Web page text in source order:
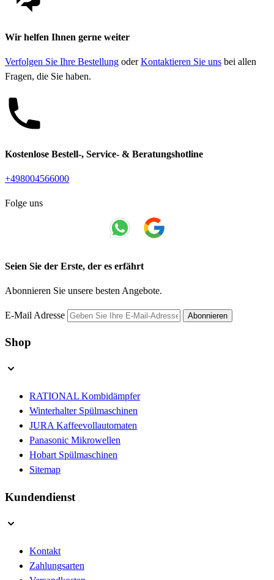
Wir helfen Ihnen gerne weiter
Verfolgen Sie Ihre Bestellung oderKontaktieren Sie uns bei allen
Fragen, die Sie haben.
Kostenlose Bestell-, Service- & Beratungshotline
+498004566000
Folge uns
Seien Sie der Erste, der es erfährt
Abonnieren Sie unsere besten Angebote.
E-Mail Adresse Abonnieren
Shop
RATIONAL Kombidämpfer
Winterhalter Spülmaschinen
JURA Kaffeevollautomaten
Panasonic Mikrowellen
Hobart Spülmaschinen
Sitemap
Kundendienst
Kontakt
Zahlungsarten